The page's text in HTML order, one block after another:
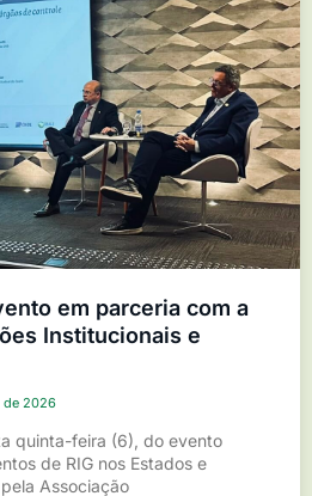
em parceria com a
Institucionais e
de 2026
quinta-feira (6), do evento
de RIG nos Estados e
Associação